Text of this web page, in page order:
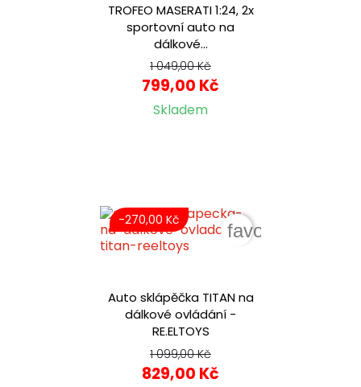
TROFEO MASERATI 1:24, 2x
sportovní auto na
dálkové...
1 049,00 Kč
799,00 Kč
Skladem
Auto sklápěčka TITAN na
dálkové ovládání -
RE.ELTOYS
1 099,00 Kč
829,00 Kč
-270,00 Kč
favorite_border